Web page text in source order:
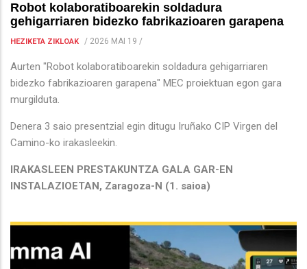
Robot kolaboratiboarekin soldadura
gehigarriaren bidezko fabrikazioaren garapena
HEZIKETA ZIKLOAK / 2026 MAI 19 /
Aurten "Robot kolaboratiboarekin soldadura gehigarriaren
bidezko fabrikazioaren garapena" MEC proiektuan egon gara
murgilduta.
Denera 3 saio presentzial egin ditugu Iruñako CIP Virgen del
Camino-ko irakasleekin.
IRAKASLEEN PRESTAKUNTZA GALA GAR-EN
INSTALAZIOETAN, Zaragoza-N (1. saioa)